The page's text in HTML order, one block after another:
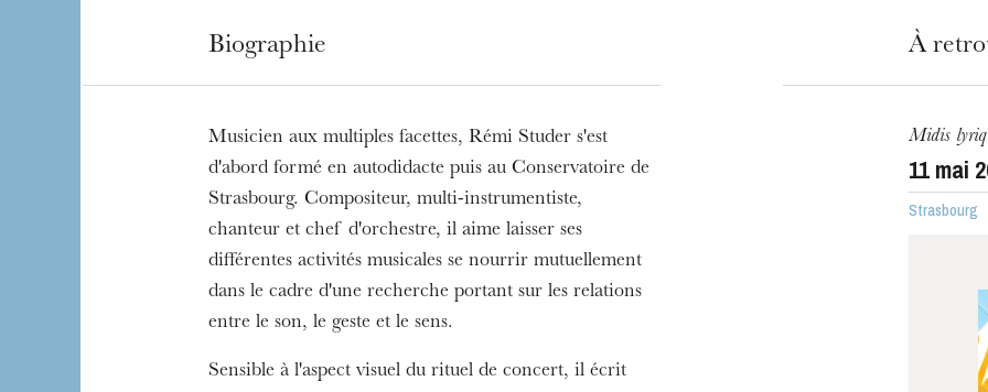
Biographie
Musicien aux multiples facettes, Rémi Studer s'est
d'abord formé en autodidacte puis au Conservatoire de
Strasbourg. Compositeur, multi-instrumentiste,
chanteur et chef d'orchestre, il aime laisser ses
différentes activités musicales se nourrir mutuellement
dans le cadre d'une recherche portant sur les relations
entre le son, le geste et le sens.
Sensible à l'aspect visuel du rituel de concert, il écrit
À
Midis
11 mai
Strasbourg